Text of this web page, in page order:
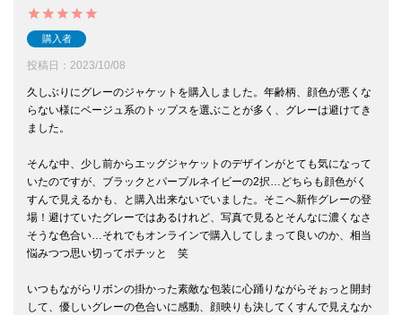
購入者
投稿日 2023/10/08
久しぶりにグレーのジャケットを購入しました。年齢柄、顔色が悪くな
らない様にベージュ系のトップスを選ぶことが多く、グレーは避けてき
ました。
そんな中、少し前からエッグジャケットのデザインがとても気になって
いたのですが、ブラックとパープルネイビーの2択…どちらも顔色がく
すんで見えるかも、と購入出来ないでいました。そこへ新作グレーの登
場！避けていたグレーではあるけれど、写真で見るとそんなに濃くなさ
そうな色合い…それでもオンラインで購入してしまって良いのか、相当
悩みつつ思い切ってポチッと　笑
いつもながらリボンの掛かった素敵な包装に心踊りながらそぉっと開封
して、優しいグレーの色合いに感動、顔映りも決してくすんで見えなか